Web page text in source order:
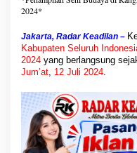
d
y
a
2024*
Jakarta, Radar Keadilan –
Kabupaten Seluruh
2024 yang berlangsung
Jum’at, 12 Juli 2024.